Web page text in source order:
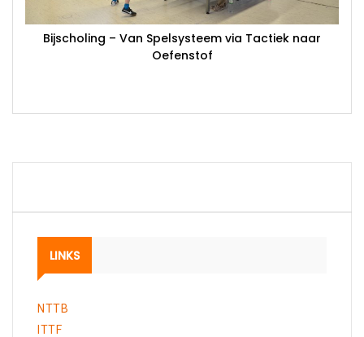
Bijscholing – Van Spelsysteem via Tactiek naar
Oefenstof
LINKS
NTTB
ITTF